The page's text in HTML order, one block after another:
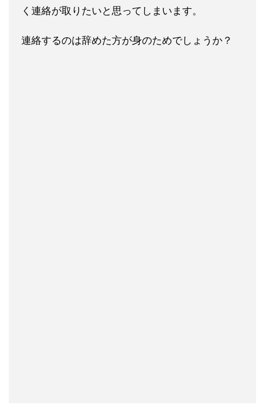
く連絡が取 りたいと思ってしまいます。
連絡するのは辞めた方が身のためでしょうか？